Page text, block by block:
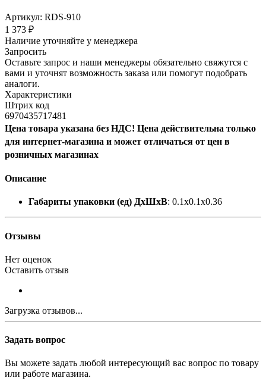
Артикул: RDS-910
1 373 ₽
Наличие уточняйте у менеджера
Запросить
Оставьте запрос и наши менеджеры обязательно свяжутся с
вами и уточнят возможность заказа или помогут подобрать
аналоги.
Характеристики
Штрих код
6970435717481
Цена товара указана без НДС! Цена действительна только
для интернет-магазина и может отличаться от цен в
розничных магазинах
Описание
Габариты упаковки (ед) ДхШхВ: 0.1x0.1x0.36
Отзывы
Нет оценок
Оставить отзыв
Загрузка отзывов...
Задать вопрос
Вы можете задать любой интересующий вас вопрос по товару
или работе магазина.